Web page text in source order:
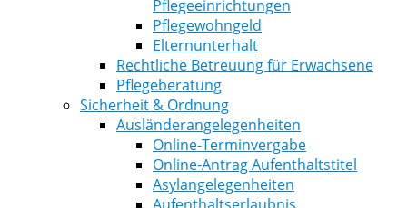
Pflegeeinrichtungen
Pflegewohngeld
Elternunterhalt
Rechtliche Betreuung für Erwachsene
Pflegeberatung
Sicherheit & Ordnung
Ausländerangelegenheiten
Online-Terminvergabe
Online-Antrag Aufenthaltstitel
Asylangelegenheiten